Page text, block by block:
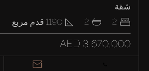
شقة
2
2
1190 قدم مربع
AED 3,670,000